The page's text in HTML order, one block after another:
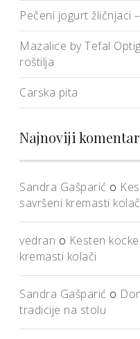
Pečeni jogurt žličnjaci
Mazalice by Tefal
roštilja
Carska pita
Najnoviji
Sandra Gašparić o
savršeni kremasti
vedran o Kesten
kremasti kolači
Sandra Gašparić o
tradicije na stolu